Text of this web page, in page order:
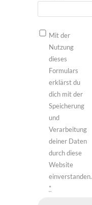
Mit der
Nutzung
dieses
Formulars
erklärst du
dich mit der
Speicherung
und
Verarbeitung
deiner Daten
durch diese
Website
einverstanden.
*